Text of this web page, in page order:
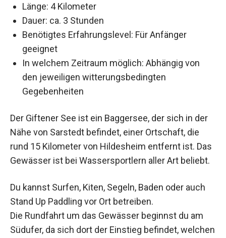
Länge: 4 Kilometer
Dauer: ca. 3 Stunden
Benötigtes Erfahrungslevel: Für Anfänger
geeignet
In welchem Zeitraum möglich: Abhängig von
den jeweiligen witterungsbedingten
Gegebenheiten
Der Giftener See ist ein Baggersee, der sich in der
Nähe von Sarstedt befindet, einer Ortschaft, die
rund 15 Kilometer von Hildesheim entfernt ist. Das
Gewässer ist bei Wassersportlern aller Art beliebt.
Du kannst Surfen, Kiten, Segeln, Baden oder auch
Stand Up Paddling vor Ort betreiben.
Die Rundfahrt um das Gewässer beginnst du am
Südufer, da sich dort der Einstieg befindet, welchen